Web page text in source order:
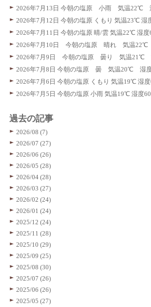
2026年7月13日 今朝の塩原 小雨 気温22℃
2026年7月12日 今朝の塩原 くもり 気温23℃ 湿
2026年7月11日 今朝の塩原 晴/雲 気温22℃ 湿度
2026年7月10日 今朝の塩原 晴れ 気温22℃
2026年7月9日 今朝の塩原 曇り 気温21℃
2026年7月8日 今朝の塩原 曇 気温20℃ 湿
2026年7月6日 今朝の塩原 くもり 気温19℃ 湿度
2026年7月5日 今朝の塩原 小雨 気温19℃ 湿度
過去の記事
2026/08 (7)
2026/07 (27)
2026/06 (26)
2026/05 (28)
2026/04 (28)
2026/03 (27)
2026/02 (24)
2026/01 (24)
2025/12 (24)
2025/11 (28)
2025/10 (29)
2025/09 (25)
2025/08 (30)
2025/07 (26)
2025/06 (26)
2025/05 (27)